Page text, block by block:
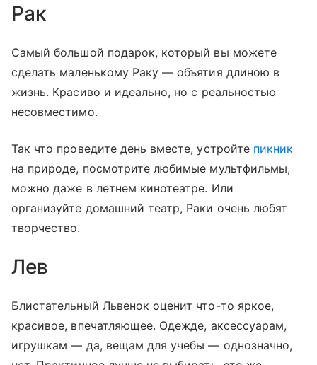
Рак
Самый большой подарок, который вы можете
сделать маленькому Раку — объятия длиною в
жизнь. Красиво и идеально, но с реальностью
несовместимо.
Так что проведите день вместе, устройте пикник
на природе, посмотрите любимые мультфильмы,
можно даже в летнем кинотеатре. Или
организуйте домашний театр, Раки очень любят
творчество.
Лев
Блистательный Львенок оценит что-то яркое,
красивое, впечатляющее. Одежде, аксессуарам,
игрушкам — да, вещам для учебы — однозначно,